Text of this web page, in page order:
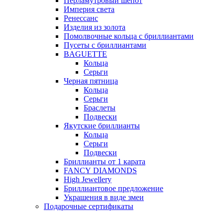
Империя света
Ренессанс
Изделия из золота
Помолвочные кольца с бриллиантами
Пусеты с бриллиантами
BAGUETTE
Кольца
Серьги
Черная пятница
Кольца
Серьги
Браслеты
Подвески
Якутские бриллианты
Кольца
Серьги
Подвески
Бриллианты от 1 карата
FANCY DIAMONDS
High Jewellery
Бриллиантовое предложение
Украшения в виде змеи
Подарочные сертификаты